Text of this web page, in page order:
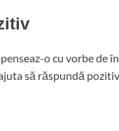
o cu vorbe de
să răspundă